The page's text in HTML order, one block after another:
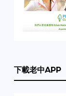
下載老中APP